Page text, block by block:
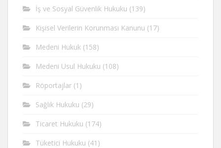
İş ve Sosyal Güvenlik Hukuku (139)
Kişisel Verilerin Korunması Kanunu (17)
Medeni Hukuk (158)
Medeni Usul Hukuku (108)
Röportajlar (1)
Sağlık Hukuku (29)
Ticaret Hukuku (174)
Tüketici Hukuku (41)